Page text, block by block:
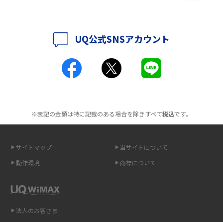
ポケット型Wi-Fiとは？通信の仕組みやメリット・デメリットを解説
工事不要！置くだけWi-Fiの特徴は？メリット・デメリットや選び方を解説
無制限で利用できるポケット型Wi-Fiは？選び方や通信費を抑える方法も紹
ポケット型Wi-Fi（モバイルWi-Fi）とは？おススメする方の特徴や選び方を
即日受け取りできるポケット型Wi-Fiはある？すぐに使うための方法や注意
UQ公式SNSアカウント
※表記の金額は特に記載のある場合を除きすべて税込です。
サイトマップ
当サイトについて
動作環境
商標について
法人のお客さま